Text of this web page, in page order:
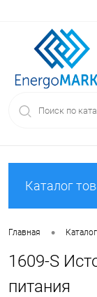
Каталог
Главная • Каталог
1609-S
питания